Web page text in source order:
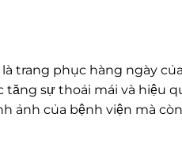
trang phục hàng ngày
tăng sự thoải mái và
ảnh của bệnh viện mà